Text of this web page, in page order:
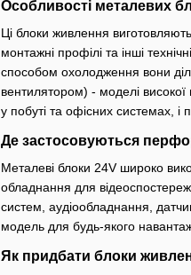
Особливості металевих
Ці блоки живлення
монтажні профілі та інші
способом охолодження вони
вентилятором) - моделі
у побуті та офісних системах,
Де застосовуються
Металеві блоки 24V широко
обладнання для
систем, аудіообладнання,
модель для будь-якого
Як придбати блоки